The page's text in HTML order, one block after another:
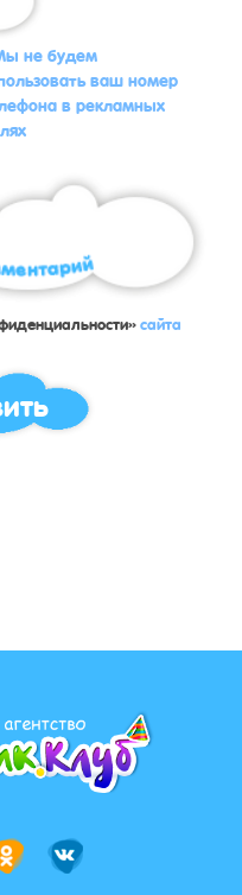
не будем
ваш номер
в рекламных
сайта